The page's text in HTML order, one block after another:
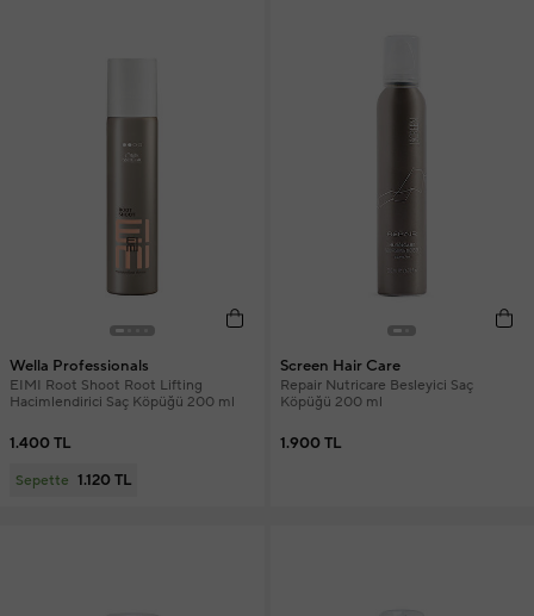
Wella Professionals
EIMI Root Shoot Root Lifting
Hacimlendirici Saç Köpüğü 200 ml
1.400 TL
Sepette 1.120 TL
Screen Hair Care
Repair Nutricare Besleyici Saç
Köpüğü 200 ml
1.900 TL